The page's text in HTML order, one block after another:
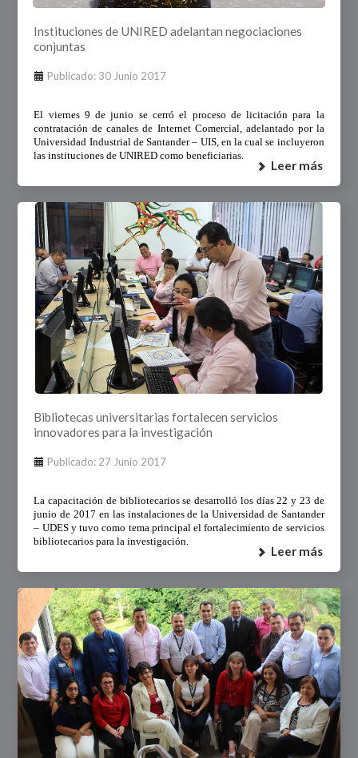
Instituciones de UNIRED adelantan negociaciones
conjuntas
Publicado: 30 Junio 2017
El viernes 9 de junio se cerró el proceso de licitación para la
contratación de canales de Internet Comercial, adelantado por la
Universidad Industrial de Santander – UIS, en la cual se incluyeron
las instituciones de UNIRED como beneficiarias.
Leer más
Bibliotecas universitarias fortalecen servicios
innovadores para la investigación
Publicado: 27 Junio 2017
La capacitación de bibliotecarios se desarrolló los días 22 y 23 de
junio de 2017 en las instalaciones de la Universidad de Santander
– UDES y tuvo como tema principal el fortalecimiento de servicios
bibliotecarios para la investigación.
Leer más